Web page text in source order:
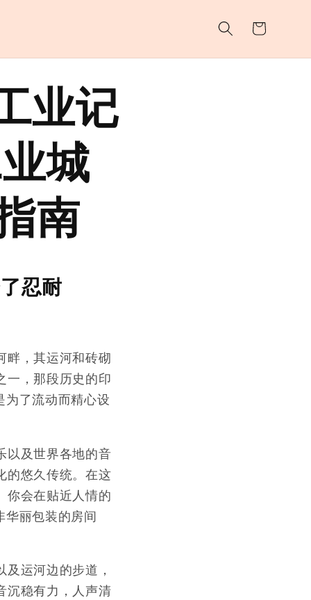
物
业记
城
南
忍耐
畔，其运河和砖砌
一，那段历史的印
了流动而精心设
以及世界各地的音
的悠久传统。在这
你会在贴近人情的
丽包装的房间
运河边的步道，
沉稳有力，人声清